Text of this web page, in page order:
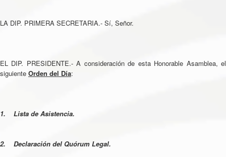
LA DIP. PRIMERA SECRETARIA.- Sí, Señor.
EL DIP. PRESIDENTE.- A consideración de esta Honorable Asamblea, el
siguiente Orden del Día:
1. Lista de Asistencia.
2. Declaración del Quórum Legal.